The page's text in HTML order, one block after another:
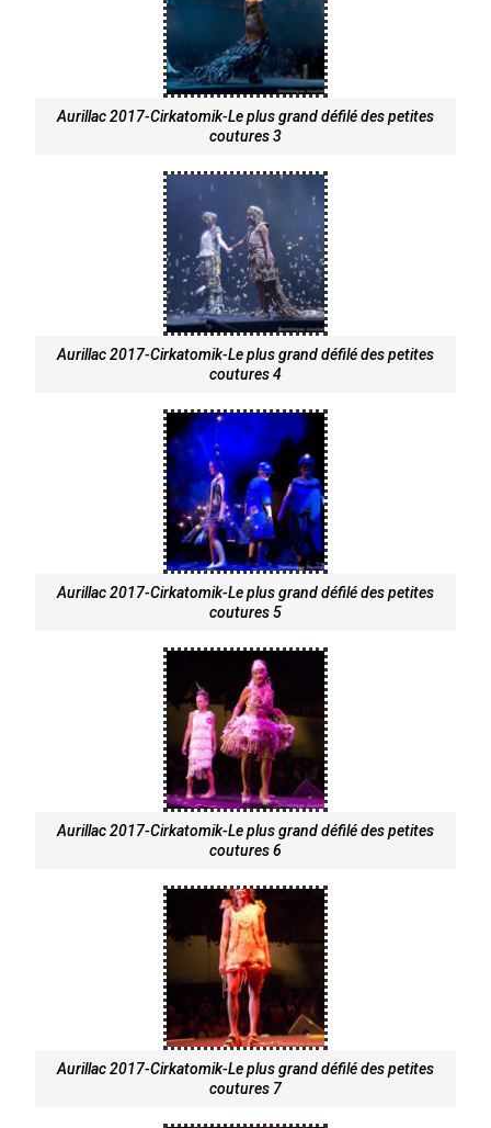
Aurillac 2017-Cirkatomik-Le plus grand défilé des petites
coutures 3
Aurillac 2017-Cirkatomik-Le plus grand défilé des petites
coutures 4
Aurillac 2017-Cirkatomik-Le plus grand défilé des petites
coutures 5
Aurillac 2017-Cirkatomik-Le plus grand défilé des petites
coutures 6
Aurillac 2017-Cirkatomik-Le plus grand défilé des petites
coutures 7